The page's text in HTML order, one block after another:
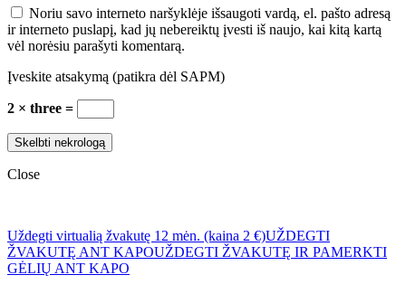
Noriu savo interneto naršyklėje išsaugoti vardą, el. pašto adresą
ir interneto puslapį, kad jų nebereiktų įvesti iš naujo, kai kitą kartą
vėl norėsiu parašyti komentarą.
Įveskite atsakymą (patikra dėl SAPM)
2 × three =
Close
Uždegti virtualią žvakutę 12 mėn. (kaina 2 €)UŽDEGTI
ŽVAKUTĘ ANT KAPOUŽDEGTI ŽVAKUTĘ IR PAMERKTI
GĖLIŲ ANT KAPO